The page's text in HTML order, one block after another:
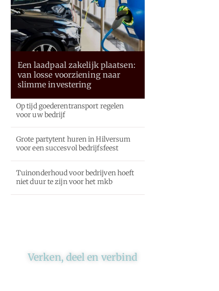
Een laadpaal zakelijk plaatsen:
van losse voorziening naar
slimme investering
Op tijd goederentransport regelen
voor uw bedrijf
Grote partytent huren in Hilversum
voor een succesvol bedrijfsfeest
Tuinonderhoud voor bedrijven hoeft
niet duur te zijn voor het mkb
Verken, deel en verbind